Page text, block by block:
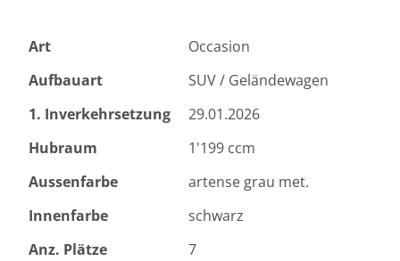
Art
Occasion
Aufbauart
SUV / Geländewagen
1. Inverkehrsetzung
29.01.2026
Hubraum
1'199 ccm
Aussenfarbe
artense grau met.
Innenfarbe
schwarz
Anz. Plätze
7